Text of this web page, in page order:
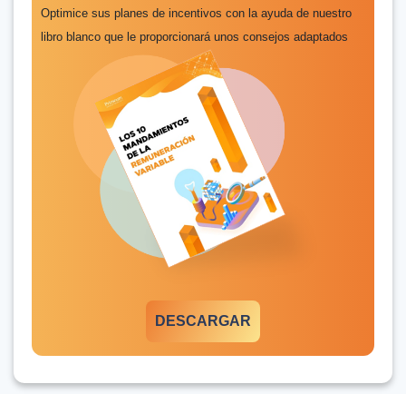
Optimice sus planes de incentivos con la ayuda de nuestro
libro blanco que le proporcionará unos consejos adaptados
DESCARGAR